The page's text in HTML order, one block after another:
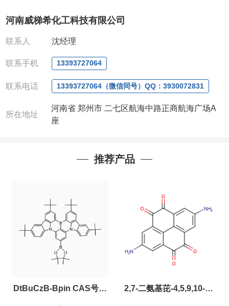
产品详细价格、规格等请直接联系：
联系人：刘经理
:13393727064
电或者QQ、微信联系)
公司对高校和国家科研机构可以先发货和开票后再付
系。出现质量问题，全额退款，并承担所有运费，欢
迎来电咨询相关产品，具体价格和优惠请联系或电
,会让您事半功倍!!!
河南威梯希化工科技有限公司
联系人 沈经理
联系手机 13393727064
联系电话 13393727064（微信同号）QQ：3930072831
所在地址
河南省 郑州市 二七区航海中路正商航海广场A
座
推荐产品
DtBuCzB-Bpin CAS号： 2,7-二氨基芘-4,5,9,10-四